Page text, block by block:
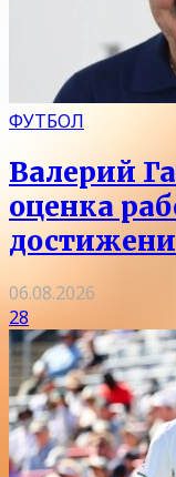
ФУТБОЛ
Валерий
оценка
06.08.2026
28